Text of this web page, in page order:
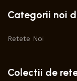
Categorii noi
Retete Noi
Colectii de